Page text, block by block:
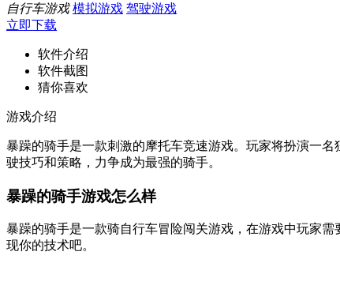
自行车游戏 模拟游戏 驾驶游戏
立即下载
软件介绍
软件截图
猜你喜欢
游戏介绍
暴躁的骑手是一款刺激的摩托车竞速游戏。玩家将扮演一
驶技巧和策略，力争成为最强的骑手。
暴躁的骑手游戏怎么样
暴躁的骑手是一款骑自行车冒险闯关游戏，在游戏中玩家
现你的技术吧。